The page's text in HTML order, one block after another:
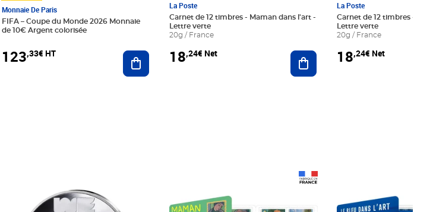
au panier
Monnaie De Paris
FIFA – Coupe du Monde 2026 Monnaie
de 10€ Argent colorisée
123,33€ HT Ajouter au panier
La Poste
Carnet de 12 timbres - Maman dans l'art -
Lettre verte
20g / France
18,24€ Net Ajouter au panier
La Poste
Carnet de 12 timbres - Le
Lettre verte
20g / France
18,24€ Net